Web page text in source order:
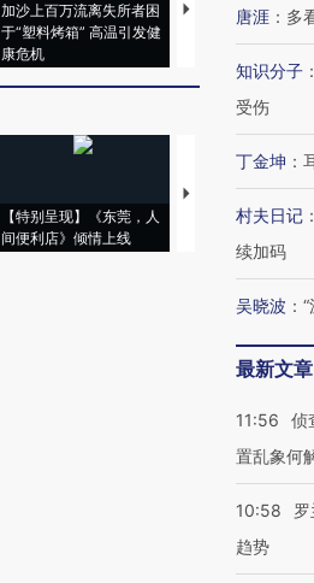
加沙上百万流离失所者困
于“塑料烤箱” 高温引发健
康危机
马航飞行员跨国走
粒摇头丸 尿检体内
【特别呈现】《东莞，人
间便利店》倾情上线
【推广】走进第四
会，让数智科技“链
唐涯 ： 多
知识分子 ：
受伤
丁金坤 ：
村夫日记 ：
续加码
吴晓波 ：
最新文章
11:56
侦
置乱象何
10:58
趋势